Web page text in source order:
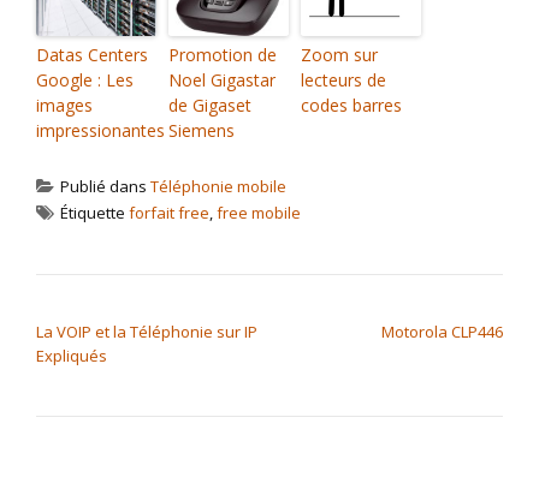
Datas Centers
Google : Les
images
impressionantes
Promotion de
Noel Gigastar
de Gigaset
Siemens
Zoom sur
lecteurs de
codes barres
Publié dans Téléphonie mobile
Étiquette forfait free free mobile
La VOIP et la Téléphonie sur IP
Expliqués
Motorola CLP446